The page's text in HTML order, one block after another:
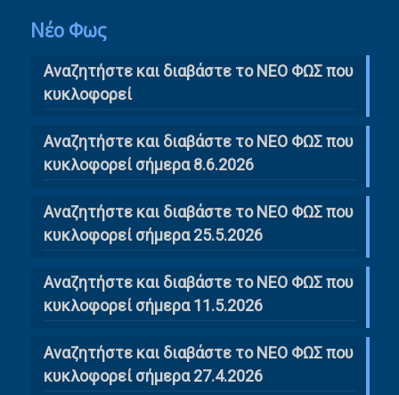
Νέο Φως
Αναζητήστε και διαβάστε το NΕΟ ΦΩΣ που
κυκλοφορεί
Αναζητήστε και διαβάστε το ΝΕΟ ΦΩΣ που
κυκλοφορεί σήμερα 8.6.2026
Αναζητήστε και διαβάστε το ΝΕΟ ΦΩΣ που
κυκλοφορεί σήμερα 25.5.2026
Αναζητήστε και διαβάστε το ΝΕΟ ΦΩΣ που
κυκλοφορεί σήμερα 11.5.2026
Αναζητήστε και διαβάστε το ΝΕΟ ΦΩΣ που
κυκλοφορεί σήμερα 27.4.2026